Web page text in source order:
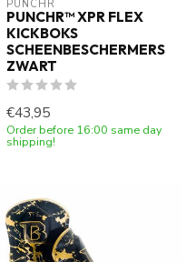
PUNCHR
PUNCHR™ XPR FLEX
KICKBOKS
SCHEENBESCHERMERS
ZWART
€43,95
Order before 16:00 same day
shipping!